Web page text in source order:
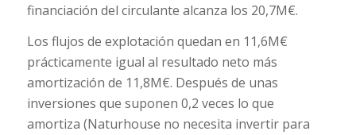
financiación del circulante alcanza los 20,7M€.
Los flujos de explotación quedan en 11,6M€
prácticamente igual al resultado neto más
amortización de 11,8M€. Después de unas
inversiones que suponen 0,2 veces lo que
amortiza (Naturhouse no necesita invertir para